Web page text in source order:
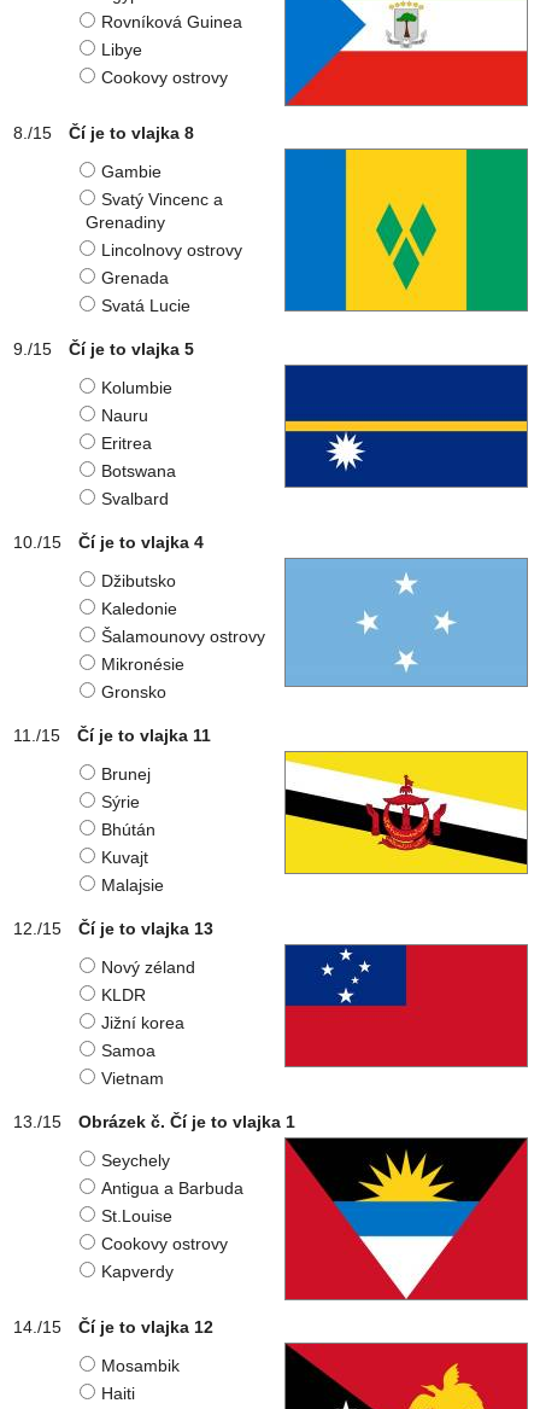
Rovníková Guinea
Libye
Cookovy ostrovy
Čí je to vlajka 8
Gambie
Svatý Vincenc a
Grenadiny
Lincolnovy ostrovy
Grenada
Svatá Lucie
Čí je to vlajka 5
Kolumbie
Nauru
Eritrea
Botswana
Svalbard
Čí je to vlajka 4
Džibutsko
Kaledonie
Šalamounovy ostrovy
Mikronésie
Gronsko
Čí je to vlajka 11
Brunej
Sýrie
Bhútán
Kuvajt
Malajsie
Čí je to vlajka 13
Nový zéland
KLDR
Jižní korea
Samoa
Vietnam
Obrázek č. Čí je to vlajka 1
Seychely
Antigua a Barbuda
St.Louise
Cookovy ostrovy
Kapverdy
Čí je to vlajka 12
Mosambik
Haiti